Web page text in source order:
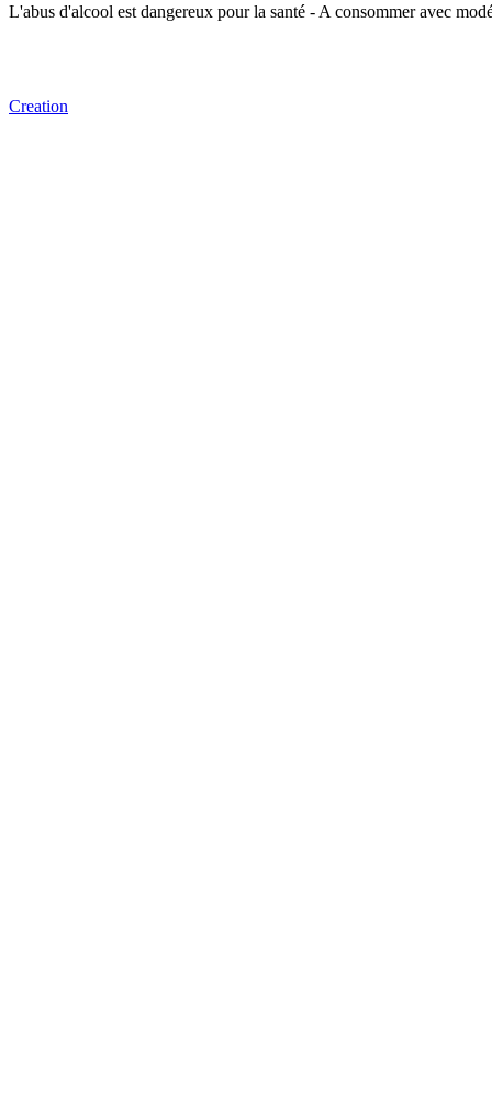
L'abus d'alcool est dangereux pour la santé - A consommer avec
Creation